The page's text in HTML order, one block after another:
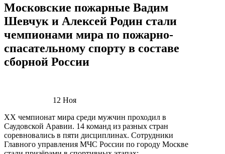
Московские пожарные Вадим
Шевчук и Алексей Родин стали
чемпионами мира по пожарно-
спасательному спорту в составе
сборной России
12Ноя
ХХ чемпионат мира среди мужчин проходил в
Саудовской Аравии. 14 команд из разных стран
соревновались в пяти дисциплинах. Сотрудники
Главного управления МЧС России по городу Москве